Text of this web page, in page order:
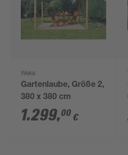
Weka
Gartenlaube, Größe 2,
380 x 380 cm
1.299,00 €